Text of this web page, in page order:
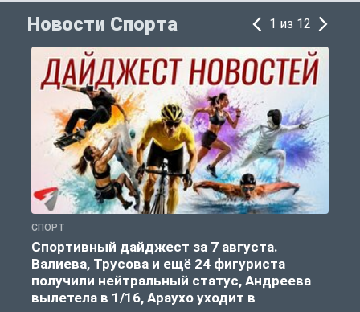
Новости Спорта 1 из 12
СПОРТ
Спортивный дайджест за 7 августа.
Валиева, Трусова и ещё 24 фигуриста
получили нейтральный статус, Андреева
вылетела в 1/16, Араухо уходит в